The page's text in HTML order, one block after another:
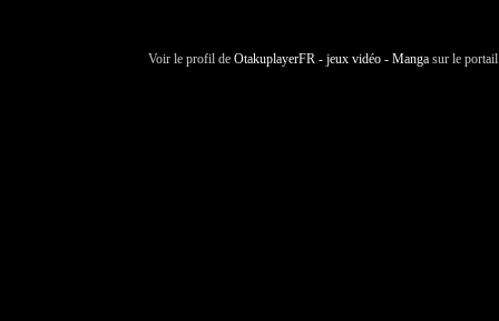
Voir le profil de OtakuplayerFR - jeux vidéo - Manga sur le